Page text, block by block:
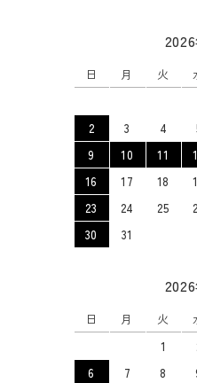
日 月 火
2
3 4
9
10 11
16
17 18
23
24 25
30
31
日 月 火
1
6
7 8